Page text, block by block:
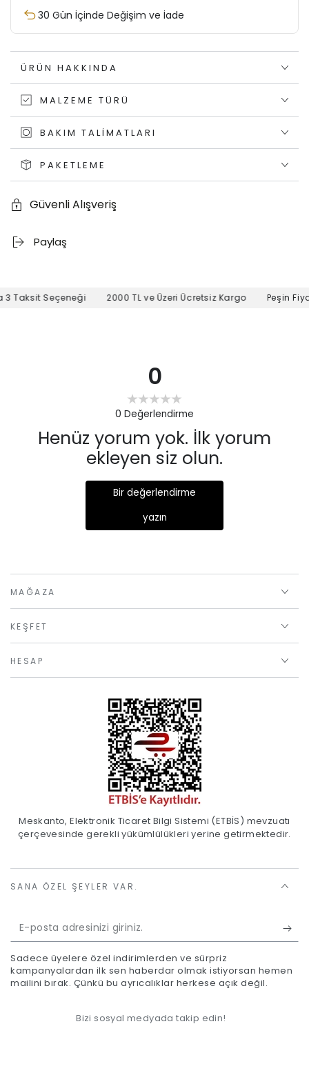
30 Gün İçinde Değişim ve İade
ÜRÜN HAKKINDA
MALZEME TÜRÜ
BAKIM TALIMATLARI
PAKETLEME
Güvenli Alışveriş
Paylaş
Taksit Seçeneği 2000 TL ve Üzeri Ücretsiz Kargo Peşin
0
0 Değerlendirme
Henüz yorum yok. İlk yorum
ekleyen siz olun.
Bir değerlendirme
yazın
MAĞAZA
KEŞFET
HESAP
Meskanto, Elektronik Ticaret Bilgi Sistemi (ETBİS) mevzuatı
çerçevesinde gerekli yükümlülükleri yerine getirmektedir.
SANA ÖZEL ŞEYLER VAR.
E-
posta
adresinizi
giriniz.
Sadece üyelere özel indirimlerden ve sürpriz
kampanyalardan ilk sen haberdar olmak istiyorsan hemen
mailini bırak. Çünkü bu ayrıcalıklar herkese açık değil.
Bizi sosyal medyada takip edin!